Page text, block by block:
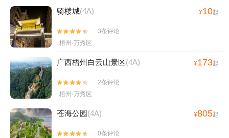
骑楼城(4A) ¥10起


3条评论
梧州·万秀区
广西梧州白云山景区(4A) ¥173起


2条评论
梧州·万秀区
苍海公园(4A) ¥805起

 0条评论